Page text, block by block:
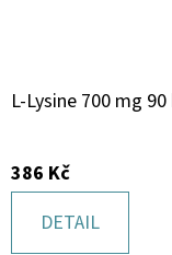
L-Lysine 700 mg
386 Kč
DETAIL